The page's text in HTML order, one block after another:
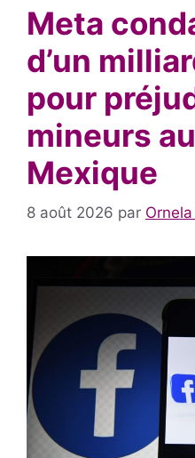
Meta
d’un
pour
mineurs
Mexique
8 août 2026 par